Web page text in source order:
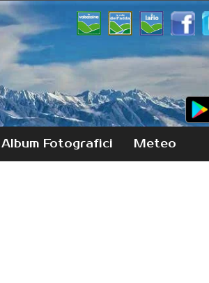
Album Fotografici Meteo